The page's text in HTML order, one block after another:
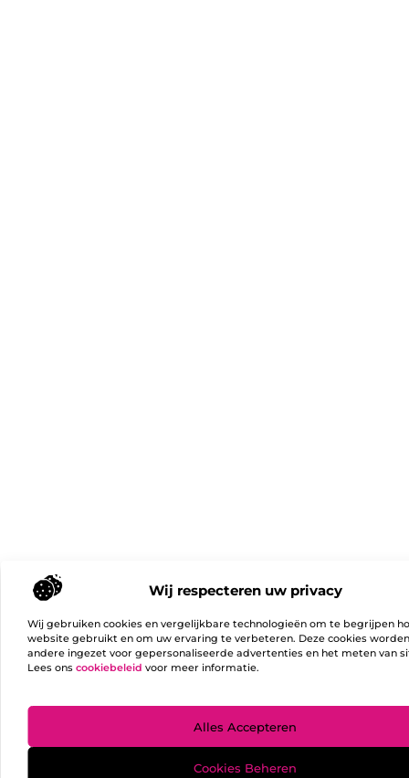
Wij respecteren uw privacy
Wij gebruiken cookies en vergelijkbare technologieën om te begrijpen
website gebruikt en om uw ervaring te verbeteren. Deze cookies
andere ingezet voor gepersonaliseerde advertenties en het meten van
Lees ons cookiebeleid voor meer informatie.
Alles Accepteren
Cookies Beheren